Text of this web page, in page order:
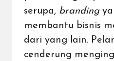
serupa, branding
membantu bisnis
dari yang lain.
cenderung